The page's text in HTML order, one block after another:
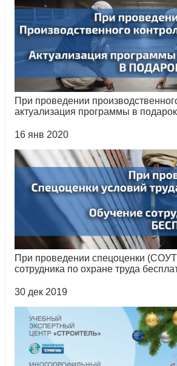
При проведении
актуализация программы в
16 янв 2020
При проведении спецоценки
сотрудника по охране труда
30 дек 2019